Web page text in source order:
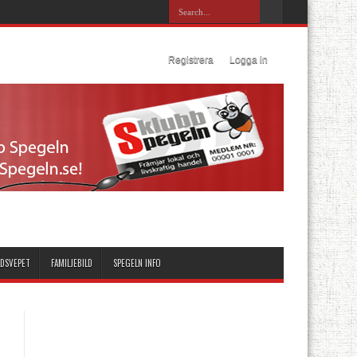
Årets idrottsprestation 2016
Registrera Logga in
FAMILJEBILD SPEGELN INFO